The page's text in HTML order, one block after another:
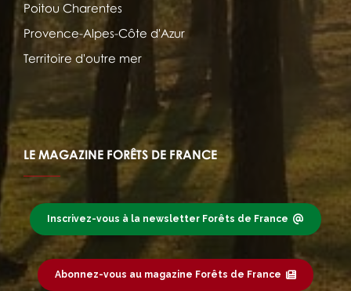
Poitou Charentes
Provence-Alpes-Côte d'Azur
Territoire d'outre mer
LE MAGAZINE FORÊTS DE FRANCE
Inscrivez-vous à la newsletter Forêts de France
Abonnez-vous au magazine Forêts de France